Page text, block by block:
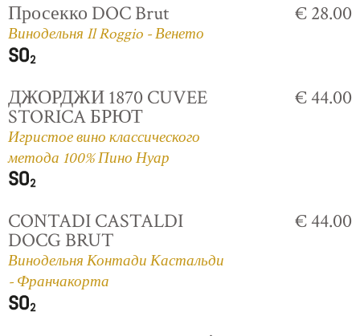
Просекко DOC Brut
Винодельня Il Roggio - Венето
€ 28.00
ДЖОРДЖИ 1870 CUVEE
STORICA БРЮТ
Игристое вино классического
метода 100% Пино Нуар
€ 44.00
CONTADI CASTALDI
DOCG BRUT
Винодельня Контади Кастальди
- Франчакорта
€ 44.00